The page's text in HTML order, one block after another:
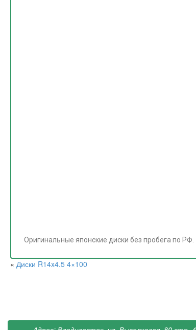
Оригинальные японские диски без пробега по РФ.
« Диски R14x4.5 4×100